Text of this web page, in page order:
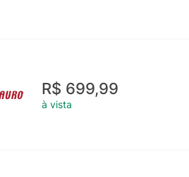
R$ 699,99
à vista